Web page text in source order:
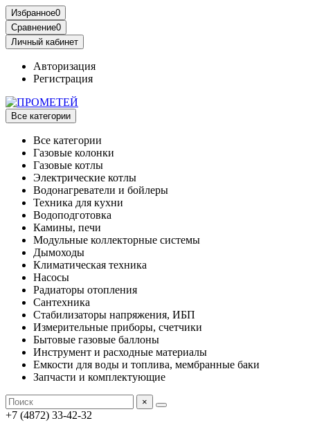
Избранное0
Сравнение0
Личный кабинет
Авторизация
Регистрация
Все категории
Все категории
Газовые колонки
Газовые котлы
Электрические котлы
Водонагреватели и бойлеры
Техника для кухни
Водоподготовка
Камины, печи
Модульные коллекторные системы
Дымоходы
Климатическая техника
Насосы
Радиаторы отопления
Сантехника
Стабилизаторы напряжения, ИБП
Измерительные приборы, счетчики
Бытовые газовые баллоны
Инструмент и расходные материалы
Емкости для воды и топлива, мембранные баки
Запчасти и комплектующие
×
+7 (4872) 33-42-32